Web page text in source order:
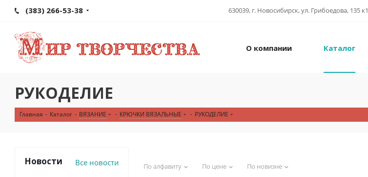
(383) 266-53-38 630039, г. Новосибирск, ул. Грибоедова, 135 к1
О компании Каталог
РУКОДЕЛИЕ
Главная - Каталог - ВЯЗАНИЕ - КРЮЧКИ ВЯЗАЛЬНЫЕ - РУКОДЕЛИЕ
По алфавиту По цене По новизне
Новости Все новости